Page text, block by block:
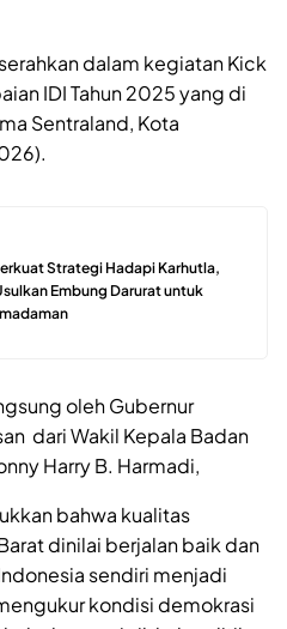
dalam kegiatan Kick
IDI Tahun 2025 yang di
Sentraland, Kota
Strategi Hadapi Karhutla,
Embung Darurat untuk
oleh Gubernur
dari Wakil Kepala Badan
Harry B. Harmadi,
bahwa kualitas
dinilai berjalan baik dan
sendiri menjadi
kondisi demokrasi